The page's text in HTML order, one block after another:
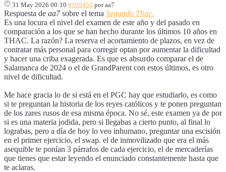
31 May 2026 00:10 #169453 poraa7
Respuesta de aa7sobre el tema Segundo Thac.
Es una locura el nivel del examen de este año y del pasado en
comparación a los que se han hecho durante los últimos 10 años en
THAC. La razón? La reserva el acortamiento de plazos, en vez de
contratar más personal para corregir optan por aumentar la dificultad
y hacer una criba exagerada. Es que es absurdo comparar el de
Salamanca de 2024 o el de GrandParent con estos últimos, es otro
nivel de dificultad.
Me hace gracia lo de si está en el PGC hay que estudiarlo, es como
si te preguntan la historia de los reyes católicos y te ponen preguntan
de los zares rusos de esa misma época. No sé, este examen ya de por
si es una materia jodida, pero si llegabas a cierto punto, al final lo
lograbas, pero a día de hoy lo veo inhumano, preguntar una escisión
en el primer ejercicio, el swap. el de inmovilizado que era el más
asequible te ponían 3 párrafos de cada ejercicio, el de mercaderías
que tienes que estar leyendo el enunciado constantemente hasta que
te aclaras.